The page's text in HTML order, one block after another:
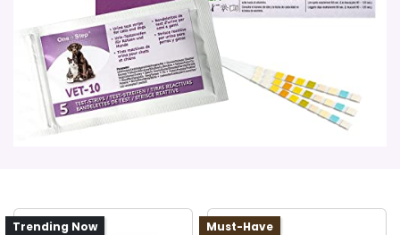
Trending Now Must-Have